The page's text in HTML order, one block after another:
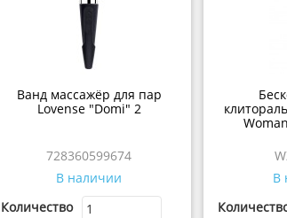
Ванд массажёр для пар
Lovense "Domi" 2
728360599674
В наличии
Количество
В